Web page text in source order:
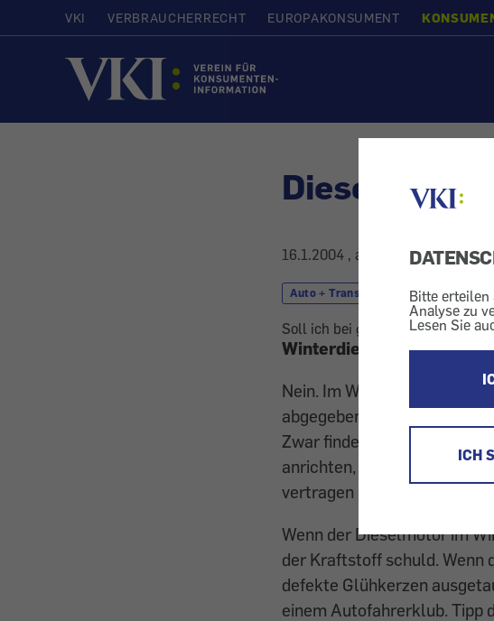
Bitte erteilen
Analyse zu
Lesen Sie
ICH
VKI VERBRAUCHERRECHT EUROPAKONSUMENT
Startseite
16.1.2004 , aktualisiert am
Auto + Transport Auto
Soll ich bei großer Kälte einen
Winterdiesel reicht
Nein. Im Winterhalbjahr
abgegeben. Der enthält
Zwar finden sich solche
anrichten, ebenso
vertragen Schwankungen
Wenn der Dieselmotor im
der Kraftstoff schuld.
defekte Glühkerzen
einem Autofahrerklub. Tipp